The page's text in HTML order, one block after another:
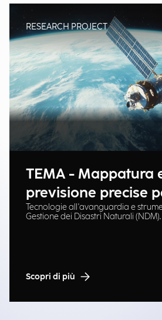
RESEARCH PROJECT
TEMA - Mappatura
previsione precise
gestione delle
Tecnologie all'avanguardia e
Gestione dei Disastri Naturali (NDM).
Scopri di più